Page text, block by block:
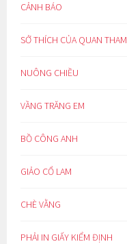
CẢNH BÁO
SỞ THÍCH CỦA QUAN THAM
NUÔNG CHIỀU
VẦNG TRĂNG EM
BỒ CÔNG ANH
GIẢO CỔ LAM
CHÈ VẰNG
PHẢI IN GIẤY KIỂM ĐỊNH